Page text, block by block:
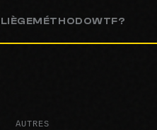
LIÈGEMÉTHODOWTF?
AUTRES